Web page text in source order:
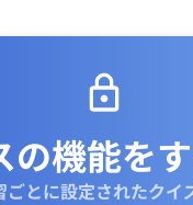
の機能を
とに設定されたクイ